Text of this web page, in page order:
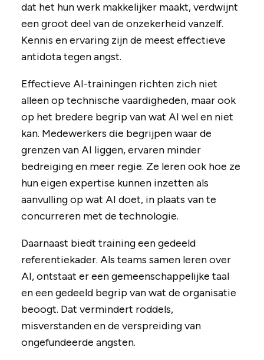
dat het hun werk makkelijker maakt, verdwijnt
een groot deel van de onzekerheid vanzelf.
Kennis en ervaring zijn de meest effectieve
antidota tegen angst.
Effectieve AI-trainingen richten zich niet
alleen op technische vaardigheden, maar ook
op het bredere begrip van wat AI wel en niet
kan. Medewerkers die begrijpen waar de
grenzen van AI liggen, ervaren minder
bedreiging en meer regie. Ze leren ook hoe ze
hun eigen expertise kunnen inzetten als
aanvulling op wat AI doet, in plaats van te
concurreren met de technologie.
Daarnaast biedt training een gedeeld
referentiekader. Als teams samen leren over
AI, ontstaat er een gemeenschappelijke taal
en een gedeeld begrip van wat de organisatie
beoogt. Dat vermindert roddels,
misverstanden en de verspreiding van
ongefundeerde angsten.